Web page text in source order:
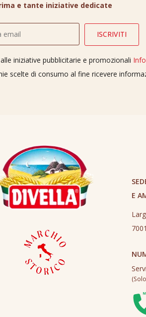
e tante iniziative dedicate
iniziative pubblicitarie e promozionali
scelte di consumo al fine ricevere
E